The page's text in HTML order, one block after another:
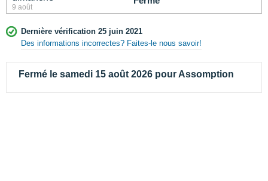
9 août
Dernière vérification 25 juin 2021
Des informations incorrectes? Faites-le nous savoir!
Fermé le samedi 15 août 2026 pour Assomption